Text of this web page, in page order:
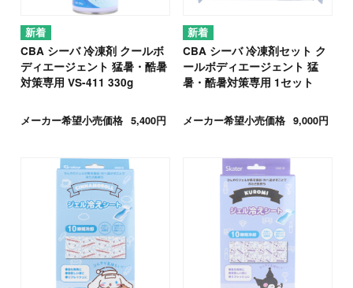
CBA シーバ 冷凍剤 クールボ
ディエージェント 猛暑・酷暑
対策専用 VS-411 330g
メーカー希望小売価格 5,400円
CBA シーバ 冷凍剤セット ク
ールボディエージェント 猛
暑・酷暑対策専用 1セット
メーカー希望小売価格 9,000円